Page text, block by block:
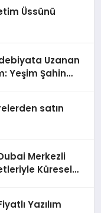
Üssünü
Uzanan
Yeşim Şahin
satın
Merkezli
Küresel
Yazılım